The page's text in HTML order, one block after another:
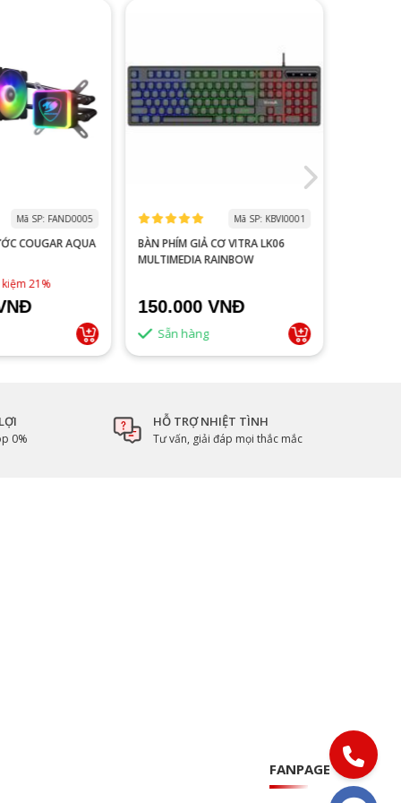
Mã SP: FAND0005
COUGAR AQUA
21%
Mã SP: KBVI0001
BÀN PHÍM GIẢ CƠ VITRA LK06
MULTIMEDIA RAINBOW
150.000 VNĐ
Sẵn hàng
0%
HỖ TRỢ NHIỆT TÌNH
Tư vấn, giải đáp mọi thắc mắc
FANPAGE